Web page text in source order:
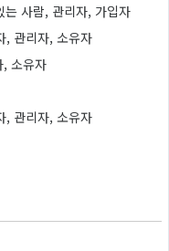
사람, 관리자, 가입자
, 관리자, 소유자
소유자
관리자, 소유자